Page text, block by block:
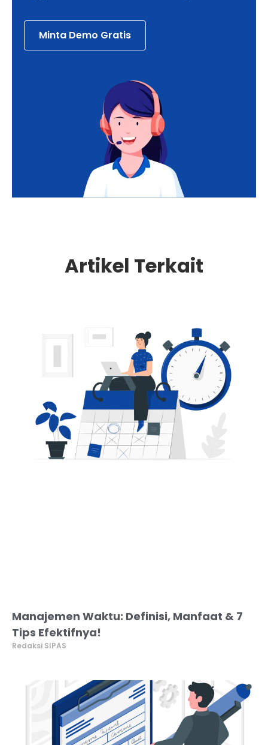
Minta Demo Gratis
Artikel Terkait
Manajemen Waktu: Definisi, Manfaat & 7
Tips Efektifnya!
Redaksi SIPAS